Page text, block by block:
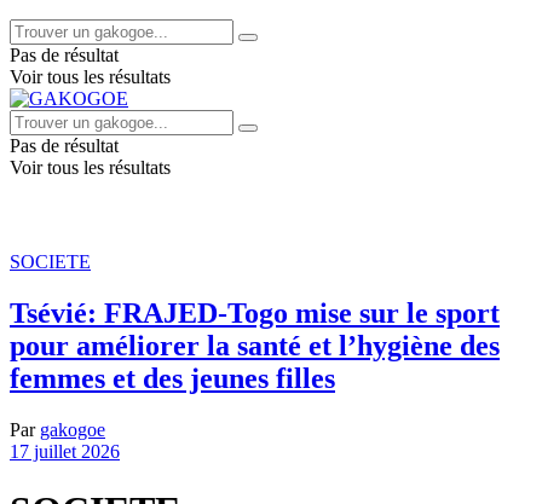
Pas de résultat
Voir tous les résultats
Pas de résultat
Voir tous les résultats
SOCIETE
Tsévié: FRAJED-Togo mise sur le sport
pour améliorer la santé et l’hygiène des
femmes et des jeunes filles
Par gakogoe
17 juillet 2026